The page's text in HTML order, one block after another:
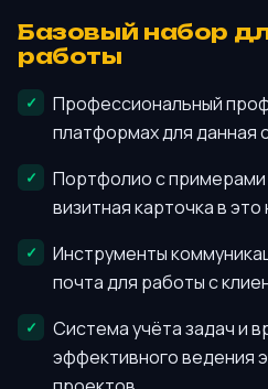
Базовый набор
работы
Профессиональный
платформах для данная
Портфолио с примерами
визитная карточка в
Инструменты
почта для работы с
Система учёта задач и
эффективного ведения